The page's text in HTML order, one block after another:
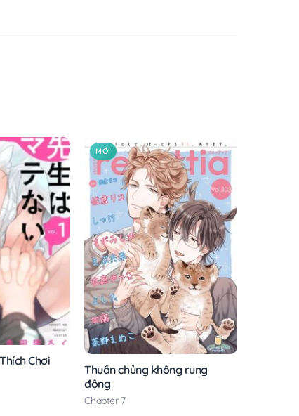
Chơi
MỚI
Thuần chủng không rung
động
Chapter 7